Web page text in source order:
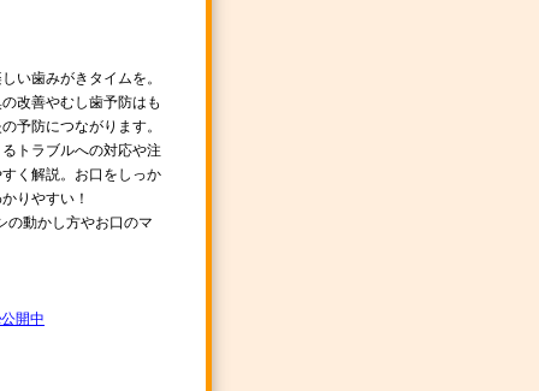
い歯みがきタイムを。
改善やむし歯予防はも
予防につながります。
トラブルへの対応や注
く解説。お口をしっか
りやすい！
動かし方やお口のマ
開中